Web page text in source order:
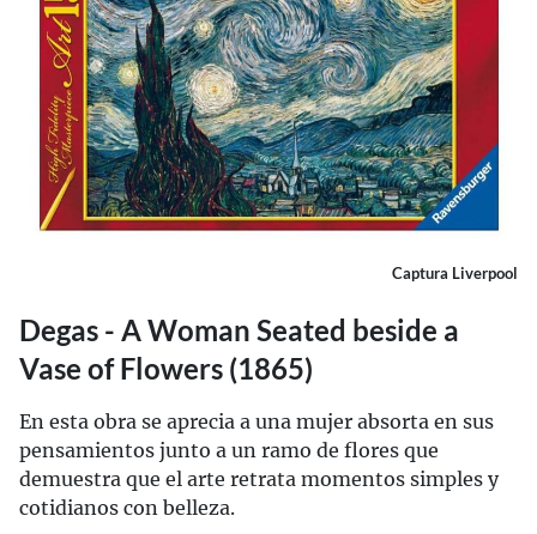
Captura Liverpool
Degas - A Woman Seated beside a
Vase of Flowers (1865)
En esta obra se aprecia a una mujer absorta en sus
pensamientos junto a un ramo de flores que
demuestra que el arte retrata momentos simples y
cotidianos con belleza.